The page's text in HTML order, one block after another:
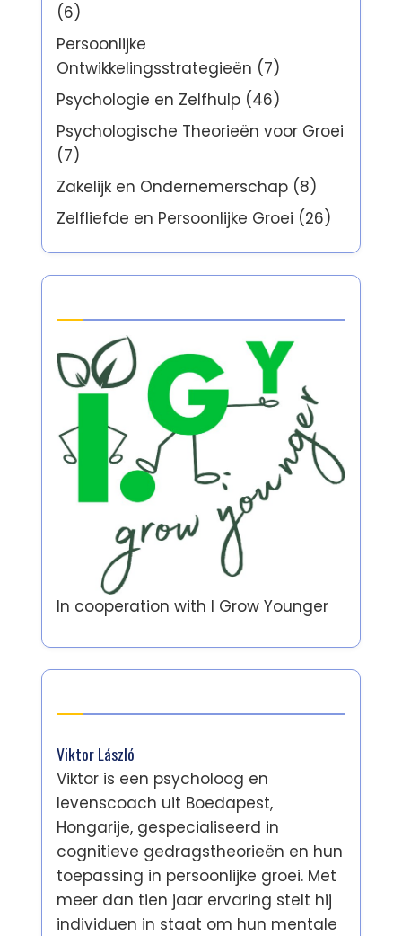
(6)
Persoonlijke
Ontwikkelingsstrategieën (7)
Psychologie en Zelfhulp (46)
Psychologische Theorieën voor Groei
(7)
Zakelijk en Ondernemerschap (8)
Zelfliefde en Persoonlijke Groei (26)
In cooperation with I Grow Younger
Viktor László
Viktor is een psycholoog en
levenscoach uit Boedapest,
Hongarije, gespecialiseerd in
cognitieve gedragstheorieën en hun
toepassing in persoonlijke groei. Met
meer dan tien jaar ervaring stelt hij
individuen in staat om hun mentale